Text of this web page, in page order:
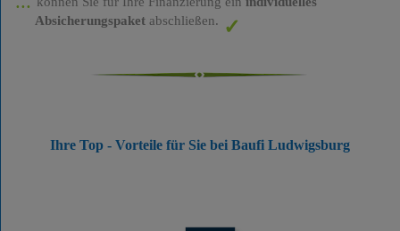
Absicherungspaketabschließen.
Ihre Top - Vorteile für Sie bei Baufi Ludwigsburg